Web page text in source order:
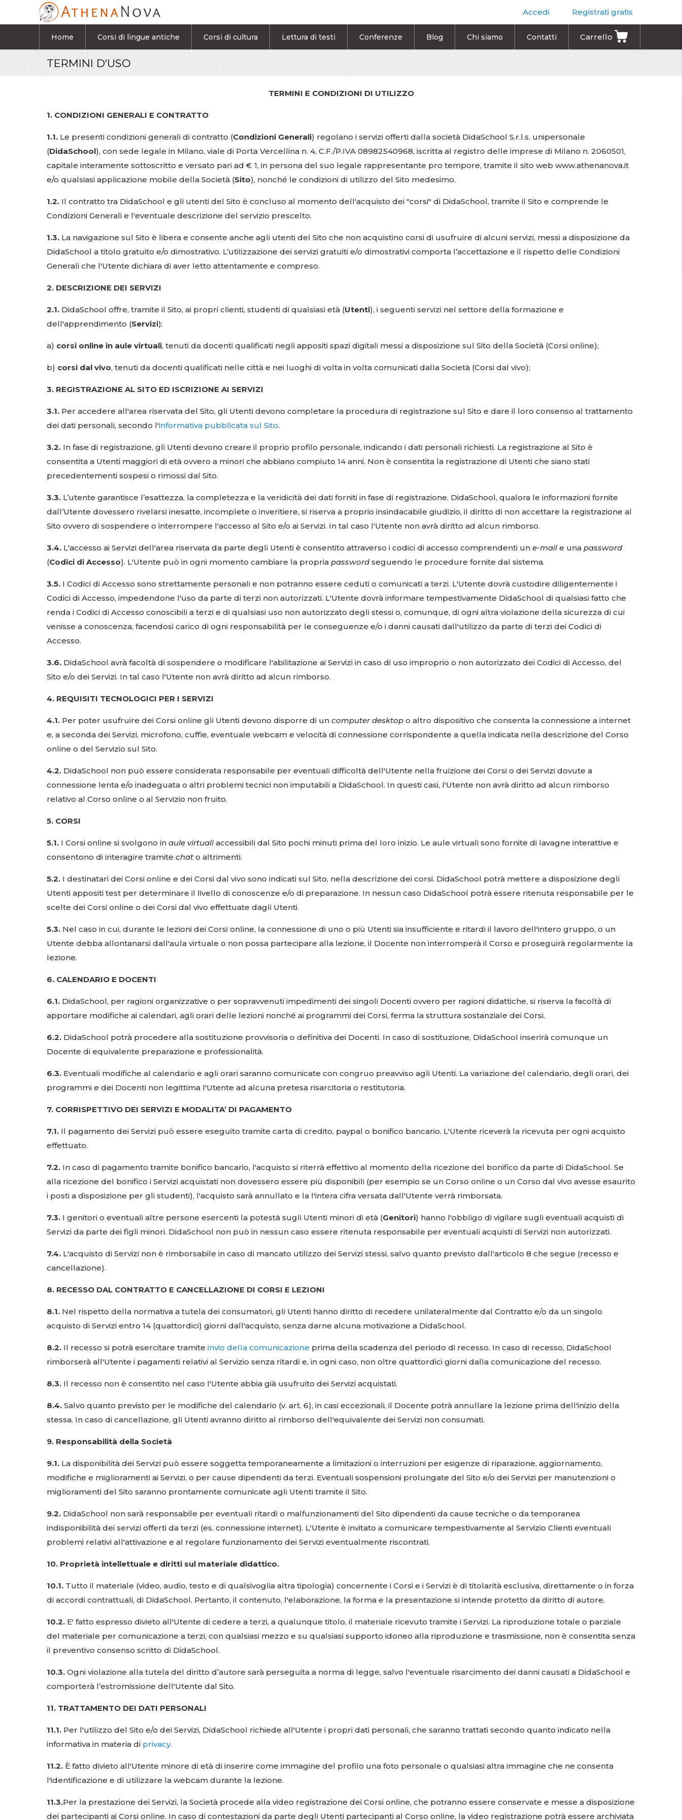
Salta al contenuto principale
Accedi Registrati gratis
Home Corsi di lingue antiche Corsi di cultura Lettura di testi Conferenze Blog Chi siamo Contatti Carrello
TERMINI D'USO
TERMINI E CONDIZIONI DI UTILIZZO
1. CONDIZIONI GENERALI E CONTRATTO
1.1. Le presenti condizioni generali di contratto (Condizioni Generali) regolano i servizi offerti dalla società DidaSchool S.r.l.s. unipersonale
(DidaSchool), con sede legale in Milano, viale di Porta Vercellina n. 4, C.F./P.IVA 08982540968, iscritta al registro delle imprese di Milano n. 2060501,
capitale interamente sottoscritto e versato pari ad € 1, in persona del suo legale rappresentante pro tempore, tramite il sito web www.athenanova.it
e/o qualsiasi applicazione mobile della Società (Sito), nonché le condizioni di utilizzo del Sito medesimo.
1.2. Il contratto tra DidaSchool e gli utenti del Sito è concluso al momento dell'acquisto dei "corsi" di DidaSchool, tramite il Sito e comprende le
Condizioni Generali e l'eventuale descrizione del servizio prescelto.
1.3. La navigazione sul Sito è libera e consente anche agli utenti del Sito che non acquistino corsi di usufruire di alcuni servizi, messi a disposizione da
DidaSchool a titolo gratuito e/o dimostrativo. L’utilizzazione dei servizi gratuiti e/o dimostrativi comporta l’accettazione e il rispetto delle Condizioni
Generali che l'Utente dichiara di aver letto attentamente e compreso.
2. DESCRIZIONE DEI SERVIZI
2.1. DidaSchool offre, tramite il Sito, ai propri clienti, studenti di qualsiasi età (Utenti), i seguenti servizi nel settore della formazione e
dell'apprendimento (Servizi):
a) corsi online in aule virtuali, tenuti da docenti qualificati negli appositi spazi digitali messi a disposizione sul Sito della Società (Corsi online);
b) corsi dal vivo, tenuti da docenti qualificati nelle città e nei luoghi di volta in volta comunicati dalla Società (Corsi dal vivo);
3. REGISTRAZIONE AL SITO ED ISCRIZIONE AI SERVIZI
3.1. Per accedere all'area riservata del Sito, gli Utenti devono completare la procedura di registrazione sul Sito e dare il loro consenso al trattamento
dei dati personali, secondo l'informativa pubblicata sul Sito.
3.2. In fase di registrazione, gli Utenti devono creare il proprio profilo personale, indicando i dati personali richiesti. La registrazione al Sito è
consentita a Utenti maggiori di età ovvero a minori che abbiano compiuto 14 anni. Non è consentita la registrazione di Utenti che siano stati
precedentementi sospesi o rimossi dal Sito.
3.3. L’utente garantisce l’esattezza, la completezza e la veridicità dei dati forniti in fase di registrazione. DidaSchool, qualora le informazioni fornite
dall’Utente dovessero rivelarsi inesatte, incomplete o inveritiere, si riserva a proprio insindacabile giudizio, il diritto di non accettare la registrazione al
Sito ovvero di sospendere o interrompere l'accesso al Sito e/o ai Servizi. In tal caso l'Utente non avrà diritto ad alcun rimborso.
3.4. L'accesso ai Servizi dell'area riservata da parte degli Utenti è consentito attraverso i codici di accesso comprendenti un e-maile una password
(Codici di Accesso). L'Utente può in ogni momento cambiare la propria passwordseguendo le procedure fornite dal sistema.
3.5. I Codici di Accesso sono strettamente personali e non potranno essere ceduti o comunicati a terzi. L'Utente dovrà custodire diligentemente i
Codici di Accesso, impedendone l'uso da parte di terzi non autorizzati. L'Utente dovrà informare tempestivamente DidaSchool di qualsiasi fatto che
renda i Codici di Accesso conoscibili a terzi e di qualsiasi uso non autorizzato degli stessi o, comunque, di ogni altra violazione della sicurezza di cui
venisse a conoscenza, facendosi carico di ogni responsabilità per le conseguenze e/o i danni causati dall'utilizzo da parte di terzi dei Codici di
Accesso.
3.6. DidaSchool avrà facoltà di sospendere o modificare l'abilitazione ai Servizi in caso di uso improprio o non autorizzato dei Codici di Accesso, del
Sito e/o dei Servizi. In tal caso l'Utente non avrà diritto ad alcun rimborso.
4. REQUISITI TECNOLOGICI PER I SERVIZI
4.1. Per poter usufruire dei Corsi online gli Utenti devono disporre di un computer desktop o altro dispositivo che consenta la connessione a internet
e, a seconda dei Servizi, microfono, cuffie, eventuale webcam e velocità di connessione corrispondente a quella indicata nella descrizione del Corso
online o del Servizio sul Sito.
4.2. DidaSchool non può essere considerata responsabile per eventuali difficoltà dell'Utente nella fruizione dei Corsi o dei Servizi dovute a
connessione lenta e/o inadeguata o altri problemi tecnici non imputabili a DidaSchool. In questi casi, l'Utente non avrà diritto ad alcun rimborso
relativo al Corso online o al Servizio non fruito.
5. CORSI
5.1. I Corsi online si svolgono in aule virtualiaccessibili dal Sito pochi minuti prima del loro inizio. Le aule virtuali sono fornite di lavagne interattive e
consentono di interagire tramite chat o altrimenti.
5.2. I destinatari dei Corsi online e dei Corsi dal vivo sono indicati sul Sito, nella descrizione dei corsi. DidaSchool potrà mettere a disposizione degli
Utenti appositi test per determinare il livello di conoscenze e/o di preparazione. In nessun caso DidaSchool potrà essere ritenuta responsabile per le
scelte dei Corsi online o dei Corsi dal vivo effettuate dagli Utenti.
5.3. Nel caso in cui, durante le lezioni dei Corsi online, la connessione di uno o più Utenti sia insufficiente e ritardi il lavoro dell'intero gruppo, o un
Utente debba allontanarsi dall'aula virtuale o non possa partecipare alla lezione, il Docente non interromperà il Corso e proseguirà regolarmente la
lezione.
6. CALENDARIO E DOCENTI
6.1. DidaSchool, per ragioni organizzative o per sopravvenuti impedimenti dei singoli Docenti ovvero per ragioni didattiche, si riserva la facoltà di
apportare modifiche ai calendari, agli orari delle lezioni nonché ai programmi dei Corsi, ferma la struttura sostanziale dei Corsi.
6.2. DidaSchool potrà procedere alla sostituzione provvisoria o definitiva dei Docenti. In caso di sostituzione, DidaSchool inserirà comunque un
Docente di equivalente preparazione e professionalità.
6.3. Eventuali modifiche al calendario e agli orari saranno comunicate con congruo preavviso agli Utenti. La variazione del calendario, degli orari, dei
programmi e dei Docenti non legittima l'Utente ad alcuna pretesa risarcitoria o restitutoria.
7. CORRISPETTIVO DEI SERVIZI E MODALITA’ DI PAGAMENTO
7.1. Il pagamento dei Servizi può essere eseguito tramite carta di credito, paypal o bonifico bancario. L'Utente riceverà la ricevuta per ogni acquisto
effettuato.
7.2. In caso di pagamento tramite bonifico bancario, l'acquisto si riterrà effettivo al momento della ricezione del bonifico da parte di DidaSchool. Se
alla ricezione del bonifico i Servizi acquistati non dovessero essere più disponibili (per esempio se un Corso online o un Corso dal vivo avesse esaurito
i posti a disposizione per gli studenti), l'acquisto sarà annullato e la l'intera cifra versata dall'Utente verrà rimborsata.
7.3. I genitori o eventuali altre persone esercenti la potestà sugli Utenti minori di età (Genitori) hanno l'obbligo di vigilare sugli eventuali acquisti di
Servizi da parte dei figli minori. DidaSchool non può in nessun caso essere ritenuta responsabile per eventuali acquisti di Servizi non autorizzati.
7.4. L'acquisto di Servizi non è rimborsabile in caso di mancato utilizzo dei Servizi stessi, salvo quanto previsto dall'articolo 8 che segue (recesso e
cancellazione).
8. RECESSO DAL CONTRATTO E CANCELLAZIONE DI CORSI E LEZIONI
8.1. Nel rispetto della normativa a tutela dei consumatori, gli Utenti hanno diritto di recedere unilateralmente dal Contratto e/o da un singolo
acquisto di Servizi entro 14 (quattordici) giorni dall'acquisto, senza darne alcuna motivazione a DidaSchool.
8.2. Il recesso si potrà esercitare tramite invio della comunicazione prima della scadenza del periodo di recesso. In caso di recesso, DidaSchool
rimborserà all'Utente i pagamenti relativi al Servizio senza ritardi e, in ogni caso, non oltre quattordici giorni dalla comunicazione del recesso.
8.3. Il recesso non è consentito nel caso l'Utente abbia già usufruito dei Servizi acquistati.
8.4. Salvo quanto previsto per le modifiche del calendario (v. art. 6), in casi eccezionali, il Docente potrà annullare la lezione prima dell'inizio della
stessa. In caso di cancellazione, gli Utenti avranno diritto al rimborso dell'equivalente dei Servizi non consumati.
9. Responsabilità della Società
9.1. La disponibilità dei Servizi può essere soggetta temporaneamente a limitazioni o interruzioni per esigenze di riparazione, aggiornamento,
modifiche e miglioramenti ai Servizi, o per cause dipendenti da terzi. Eventuali sospensioni prolungate del Sito e/o dei Servizi per manutenzioni o
miglioramenti del Sito saranno prontamente comunicate agli Utenti tramite il Sito.
9.2. DidaSchool non sarà responsabile per eventuali ritardi o malfunzionamenti del Sito dipendenti da cause tecniche o da temporanea
indisponibilità dei servizi offerti da terzi (es. connessione internet). L'Utente è invitato a comunicare tempestivamente al Servizio Clienti eventuali
problemi relativi all'attivazione e al regolare funzionamento dei Servizi eventualmente riscontrati.
10. Proprietà intellettuale e diritti sul materiale didattico.
10.1. Tutto il materiale (video, audio, testo e di qualsivoglia altra tipologia) concernente i Corsi e i Servizi è di titolarità esclusiva, direttamente o in forza
di accordi contrattuali, di DidaSchool. Pertanto, il contenuto, l'elaborazione, la forma e la presentazione si intende protetto da diritto di autore.
10.2. E' fatto espresso divieto all'Utente di cedere a terzi, a qualunque titolo, il materiale ricevuto tramite i Servizi. La riproduzione totale o parziale
del materiale per comunicazione a terzi, con qualsiasi mezzo e su qualsiasi supporto idoneo alla riproduzione e trasmissione, non è consentita senza
il preventivo consenso scritto di DidaSchool.
10.3. Ogni violazione alla tutela del diritto d’autore sarà perseguita a norma di legge, salvo l'eventuale risarcimento dei danni causati a DidaSchool e
comporterà l’estromissione dell'Utente dal Sito.
11. TRATTAMENTO DEI DATI PERSONALI
11.1. Per l'utilizzo del Sito e/o dei Servizi, DidaSchool richiede all'Utente i propri dati personali, che saranno trattati secondo quanto indicato nella
informativa in materia di privacy.
11.2. È fatto divieto all'Utente minore di età di inserire come immagine del profilo una foto personale o qualsiasi altra immagine che ne consenta
l'identificazione e di utilizzare la webcam durante la lezione.
11.3.Per la prestazione dei Servizi, la Società procede alla video registrazione dei Corsi online, che potranno essere conservate e messe a disposizione
dei partecipanti ai Corsi online. In caso di contestazioni da parte degli Utenti partecipanti al Corso online, la video registrazione potrà essere archiviata